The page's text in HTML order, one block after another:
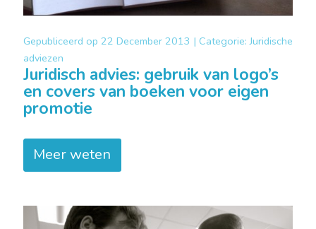
Gepubliceerd op 22 December 2013 | Categorie:Juridische
adviezen
Juridisch advies: gebruik van logo’s
en covers van boeken voor eigen
promotie
Meer weten